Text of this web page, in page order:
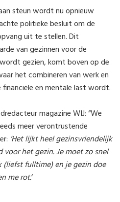
steun wordt nu opnieuw
politieke besluit om de
uit te stellen. Dit
van gezinnen voor de
gezien, komt boven op de
het combineren van werk en
en mentale last wordt.
magazine WIJ: “We
meer verontrustende
‘Het lijkt heel gezinsvriendelijk
het gezin. Je moet zo snel
fulltime) en je gezin doe
me rot.’